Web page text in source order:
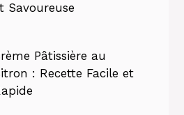
Savoureuse
Pâtissière au
: Recette Facile et